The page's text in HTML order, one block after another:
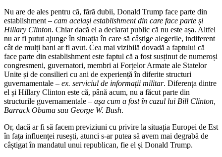
Nu are de ales pentru că, fără dubii, Donald Trump face parte din
establishment – cam același establishment din care face parte și
Hillary Clinton. Chiar dacă el a declarat public că nu este așa. Altfel
nu ar fi putut ajunge în situația în care să câștige alegerile, indiferent
cât de mulți bani ar fi avut. Cea mai vizibilă dovadă a faptului că
face parte din establishment este faptul că a fost susținut de numeroși
congresmeni, guvernatori, membri ai Forțelor Armate ale Statelor
Unite și de consilieri cu ani de experiență în diferite structuri
guvernamentale – ex. serviciul de informații militar. Diferența dintre
el și Hillary Clinton este că, până acum, nu a făcut parte din
structurile guvernamentale – așa cum a fost în cazul lui Bill Clinton,
Barrack Obama sau George W. Bush.
Or, dacă ar fi să facem previziuni cu privire la situația Europei de Est
în fața influenței rusești, atunci s-ar putea să avem mai degrabă de
câștigat în mandatul unui republican, fie el și Donald Trump.